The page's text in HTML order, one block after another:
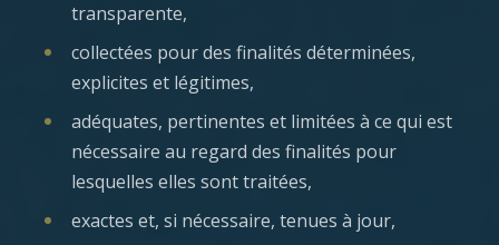
transparente,
collectées pour des finalités déterminées,
explicites et légitimes,
adéquates, pertinentes et limitées à ce qui est
nécessaire au regard des finalités pour
lesquelles elles sont traitées,
exactes et, si nécessaire, tenues à jour,